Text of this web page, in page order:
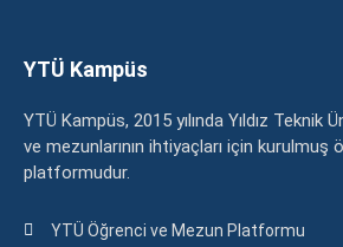
YTÜ Kampüs
YTÜ Kampüs, 2015 yılında Yıldız Teknik
ve mezunlarının ihtiyaçları için kurulmuş
platformudur.
YTÜ Öğrenci ve Mezun Platformu